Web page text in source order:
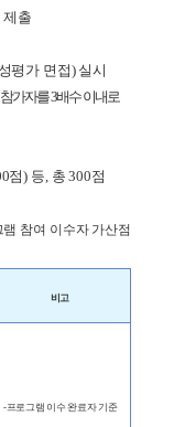
제출
평가 면접) 실시
가자를3배수 이내로
점) 등 총300점
참여 이수자 가산점
비고
-프로그램 이수 완료자 기준